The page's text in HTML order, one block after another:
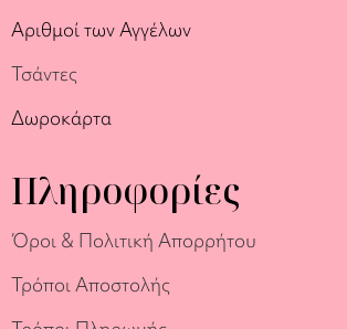
Αριθμοί των Αγγέλων
Τσάντες
Δωροκάρτα
Πληροφορίες
Όροι & Πολιτική Απορρήτου
Τρόποι Αποστολής